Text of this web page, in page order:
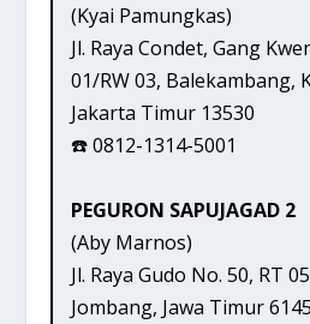
(Kyai Pamungkas)
Jl. Raya Condet, Gang
01/RW 03, Balekambang,
Jakarta Timur 13530
☎️ 0812-1314-5001
PEGURON SAPUJAGAD 2
(Aby Marnos)
Jl. Raya Gudo No. 50, RT
Jombang, Jawa Timur